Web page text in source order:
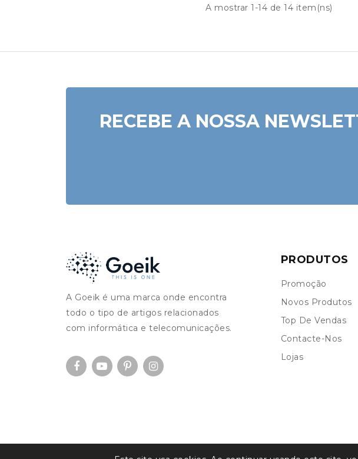
A mostrar 1-14 de 14 item(ns)
RECEBE A NOSSA
A Goeik é uma marca onde encontra
todo o tipo de artigos relacionados
com informática e telecomunicações.
PRODUTOS
Promoção
Novos Produtos
Top De Vendas
Contacte-Nos
Lojas